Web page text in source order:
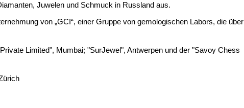
Juwelen und Schmuck in Russland aus.
von „GCI“, einer Gruppe von gemologischen Labors, die über
Limited", Mumbai; "SurJewel", Antwerpen und der "Savoy Chess